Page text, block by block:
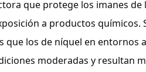
que protege los imanes de
a productos químicos.
que los de níquel en entornos
moderadas y resultan